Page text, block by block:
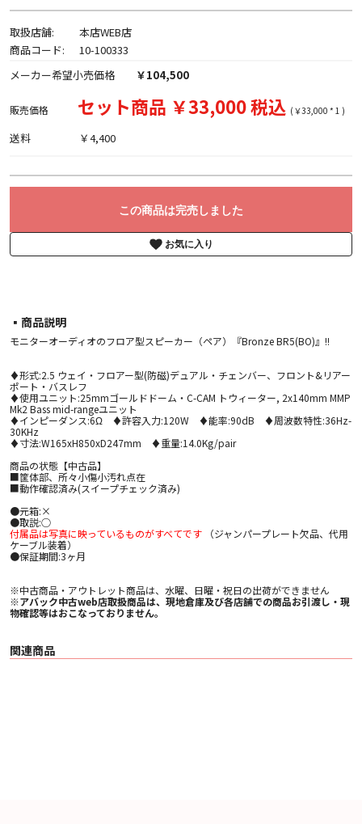
取扱店舗:
本店WEB店
商品コード:
10-100333
メーカー希望小売価格
￥104,500
販売価格 セット商品 ￥33,000 税込 (￥33,000 * 1 )
送料 ￥4,400
この商品は完売しました
お気に入り
▪︎商品説明
モニターオーディオのフロア型スピーカー（ペア）『Bronze BR5(BO)』!!
♦形式:2.5 ウェイ・フロアー型(防磁)デュアル・チェンバー、フロント&リアー
ポート・バスレフ
♦使用ユニット:25mmゴールドドーム・C-CAM トウィーター, 2x140mm MMP
Mk2 Bass mid-rangeユニット
♦インピーダンス:6Ω ♦許容入力:120W ♦能率:90dB ♦周波数特性:36Hz-
30KHz
♦寸法:W165xH850xD247mm ♦重量:14.0Kg/pair
商品の状態【中古品】
■筐体部、所々小傷小汚れ点在
■動作確認済み(スイープチェック済み)
●元箱:×
●取説:○
付属品は写真に映っているものがすべてです（ジャンパープレート欠品、代用
ケーブル装着）
●保証期間:3ヶ月
※中古商品・アウトレット商品は、水曜、日曜・祝日の出荷ができません
※アバック中古web店取扱商品は、現地倉庫及び各店舗での商品お引渡し・現
物確認等はおこなっておりません。
関連商品